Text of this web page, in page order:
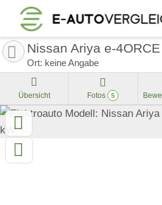
Nissan Ariya e-
Ort: keine Angabe
Übersicht Fotos 5